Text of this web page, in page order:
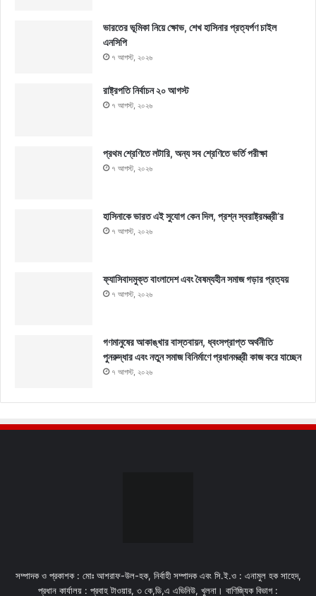
ভারতের ভূমিকা নিয়ে ক্ষোভ, শেখ হাসিনার প্রত্যর্পণ চাইল
এনসিপি
৭ আগস্ট, ২০২৬
রাষ্ট্রপতি নির্বাচন ২০ আগস্ট
৭ আগস্ট, ২০২৬
প্রথম শ্রেণিতে লটারি, অন্য সব শ্রেণিতে ভর্তি পরীক্ষা
৭ আগস্ট, ২০২৬
হাসিনাকে ভারত এই সুযোগ কেন দিল, প্রশ্ন স্বরাষ্ট্রমন্ত্রী’র
৭ আগস্ট, ২০২৬
ফ্যাসিবাদমুক্ত বাংলাদেশ এবং বৈষম্যহীন সমাজ গড়ার প্রত্যয়
৭ আগস্ট, ২০২৬
গণমানুষের আকাঙ্খার বাস্তবায়ন, ধ্বংসপ্রাপ্ত অর্থনীতি
পুনরুদ্ধার এবং নতুন সমাজ বিনির্মাণে প্রধানমন্ত্রী কাজ করে যাচ্ছেন
৭ আগস্ট, ২০২৬
সম্পাদক ও প্রকাশক : মোঃ আশরাফ-উল-হক, নির্বাহী সম্পাদক এবং সি.ই.ও : এনামুল হক সাহেদ,
প্রধান কার্যালয় : প্রবাহ টাওয়ার, ৩ কে,ডি,এ এভিনিউ, খুলনা। বাণিজ্যিক বিভাগ :